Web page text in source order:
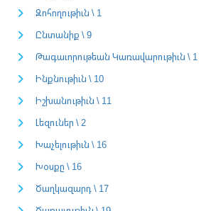
Զոհողութիւն \ 1
Ընտանիք \ 9
Թագաւորութեան Կառավարութիւն \ 1
Ինքնութիւն \ 10
Իշխանութիւն \ 11
Լեզուներ \ 2
Խաչելութիւն \ 16
Խօսքը \ 16
Ծաղկազարդ \ 17